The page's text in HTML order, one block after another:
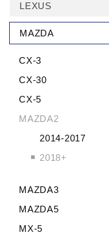
LEXUS
MAZDA
CX-3
CX-30
CX-5
MAZDA2
2014-2017
2018+
MAZDA3
MAZDA5
MX-5